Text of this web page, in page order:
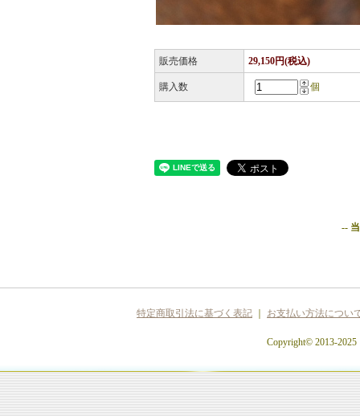
販売価格 29,150円(税込)
購入数 個
--
特定商取引法に基づく表記 お支払い方法につい
Copyright© 2013-